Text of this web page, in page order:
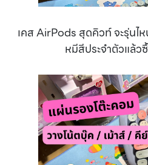
เคส AirPods สุดคิวท์ จะรุ่นไ
หมีสีประจำตัวแล้ว